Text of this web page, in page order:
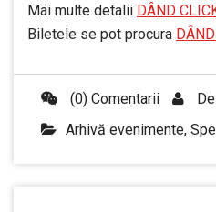
Mai multe detalii DÂND
Biletele se pot procura
(0) Comentarii De
Arhivă evenimente,